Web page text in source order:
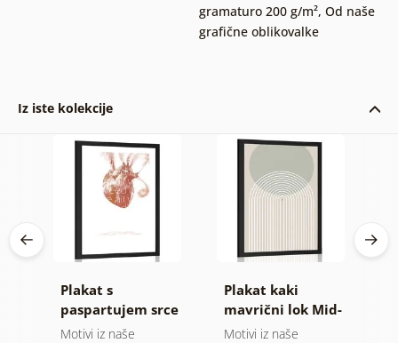
gramaturo 200 g/m², Od naše
grafične oblikovalke
Iz iste kolekcije
Plakat s
paspartujem srce
s citatom
Motivi iz naše
Plakat kaki
mavrični lok Mid-
Century
Motivi iz naše